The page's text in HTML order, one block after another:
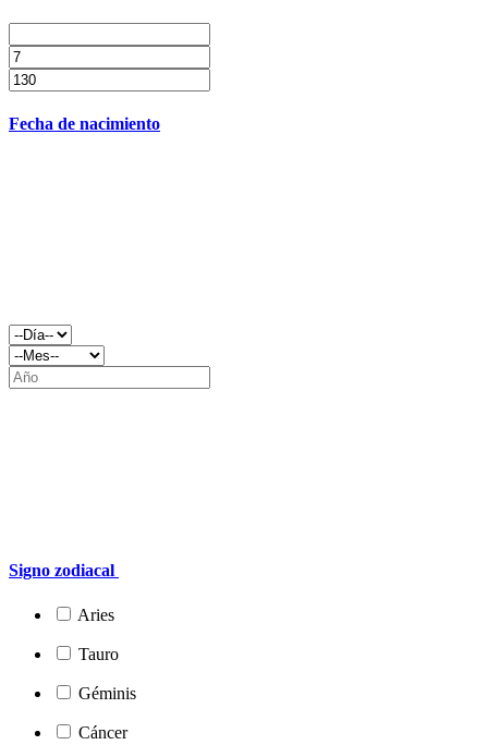
Fecha de nacimiento
Signo zodiacal
Aries
Tauro
Géminis
Cáncer